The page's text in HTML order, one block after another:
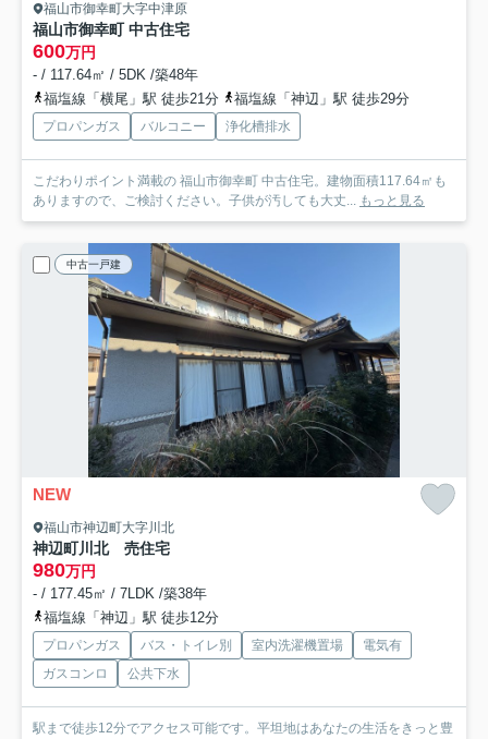
福山市御幸町大字中津原
福山市御幸町 中古住宅
600万円
- / 117.64㎡ / 5DK /築48年
福塩線「横尾」駅 徒歩21分
福塩線「神辺」駅 徒歩29分
プロパンガス バルコニー 浄化槽排水
こだわりポイント満載の 福山市御幸町 中古住宅。建物面積117.64㎡も
ありますので、ご検討ください。子供が汚しても大丈... もっと見る
中古一戸建
NEW
福山市神辺町大字川北
神辺町川北 売住宅
980万円
- / 177.45㎡ / 7LDK /築38年
福塩線「神辺」駅 徒歩12分
プロパンガス バス・トイレ別 室内洗濯機置場
電気有
ガスコンロ
公共下水
駅まで徒歩12分でアクセス可能です。平坦地はあなたの生活をきっと豊